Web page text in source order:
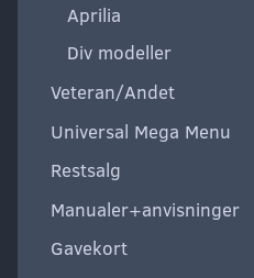
Aprilia
Div modeller
Veteran/Andet
Universal Mega Menu
Restsalg
Manualer+anvisninger
Gavekort